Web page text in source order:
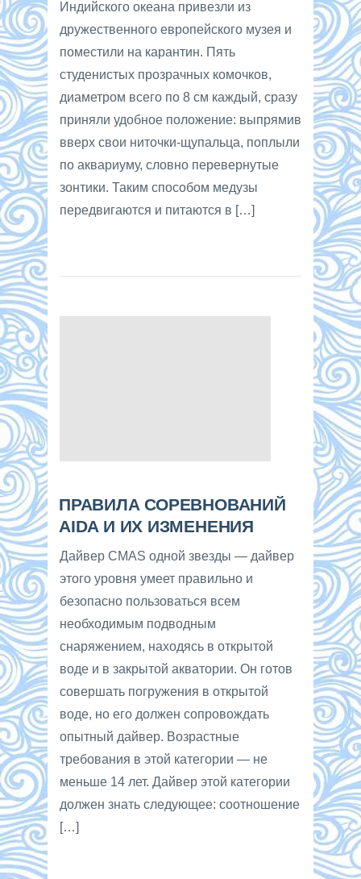
Индийского океана привезли из
дружественного европейского музея и
поместили на карантин. Пять
студенистых прозрачных комочков,
диаметром всего по 8 см каждый, сразу
приняли удобное положение: выпрямив
вверх свои ниточки-щупальца, поплыли
по аквариуму, словно перевернутые
зонтики. Таким способом медузы
передвигаются и питаются в […]
ПРАВИЛА СОРЕВНОВАНИЙ
AIDA И ИХ ИЗМЕНЕНИЯ
Дайвер CMAS одной звезды — дайвер
этого уровня умеет правильно и
безопасно пользоваться всем
необходимым подводным
снаряжением, находясь в открытой
воде и в закрытой акватории. Он готов
совершать погружения в открытой
воде, но его должен сопровождать
опытный дайвер. Возрастные
требования в этой категории — не
меньше 14 лет. Дайвер этой категории
должен знать следующее: соотношение
[…]